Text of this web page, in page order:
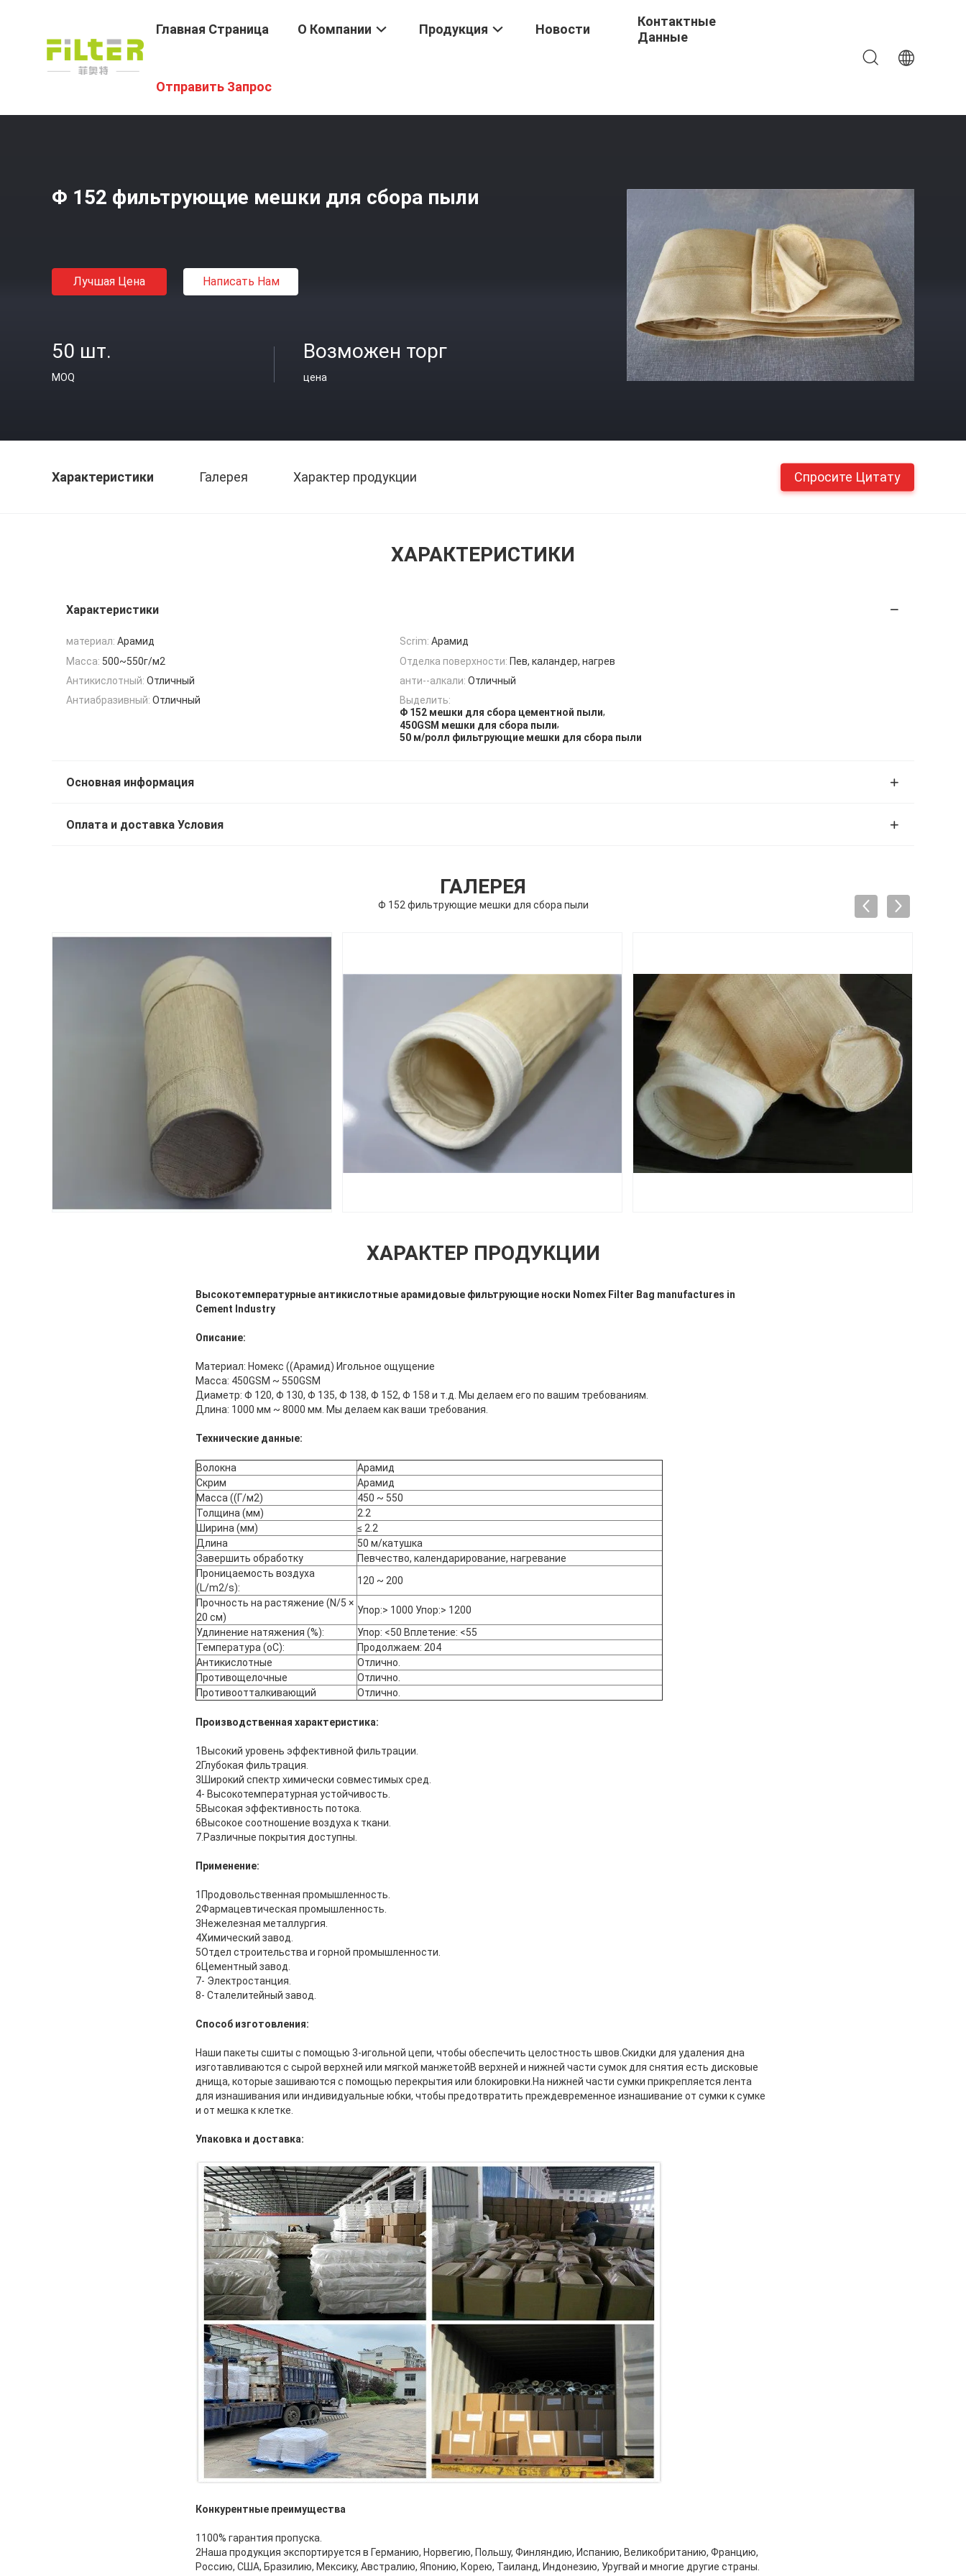
Главная Страница О Компании Продукция Новости
Контактные
Данные
Отправить Запрос
Главная Страница
Φ 152 фильтрующие мешки для сбора пыли
Лучшая Цена Написать Нам
50 шт.
MOQ
Возможен торг
цена
Характеристики Галерея Характер продукции Спросите Цитату
ХАРАКТЕРИСТИКИ
Характеристики
материал: Арамид Scrim: Арамид
Масса: 500~550г/м2 Отделка поверхности: Пев, каландер, нагрев
Антикислотный: Отличный анти--алкали: Отличный
Антиабразивный: Отличный
Выделить:
Φ 152 мешки для сбора цементной пыли,
450GSM мешки для сбора пыли,
50 м/ролл фильтрующие мешки для сбора пыли
Основная информация
Оплата и доставка Условия
ГАЛЕРЕЯ
Φ 152 фильтрующие мешки для сбора пыли
ХАРАКТЕР ПРОДУКЦИИ
Высокотемпературные антикислотные арамидовые фильтрующие носки Nomex Filter Bag manufactures in
Cement Industry
Описание:
Материал: Номекс ((Арамид) Игольное ощущение
Масса: 450GSM ~ 550GSM
Диаметр: Φ 120, Φ 130, Φ 135, Φ 138, Φ 152, Φ 158 и т.д. Мы делаем его по вашим требованиям.
Длина: 1000 мм ~ 8000 мм. Мы делаем как ваши требования.
Технические данные:
Волокна
Арамид
Скрим
Арамид
Масса ((Г/м2)
450 ~ 550
Толщина (мм)
2.2
Ширина (мм)
≤ 2.2
Длина
50 м/катушка
Завершить обработку
Певчество, календарирование, нагревание
Проницаемость воздуха
(L/m2/s):
120 ~ 200
Прочность на растяжение (N/5 ×
20 см)
Упор:> 1000 Упор:> 1200
Удлинение натяжения (%):
Упор: <50 Вплетение: <55
Температура (oC):
Продолжаем: 204
Антикислотные
Отлично.
Противощелочные
Отлично.
Противоотталкивающий
Отлично.
Производственная характеристика:
1Высокий уровень эффективной фильтрации.
2Глубокая фильтрация.
3Широкий спектр химически совместимых сред.
4- Высокотемпературная устойчивость.
5Высокая эффективность потока.
6Высокое соотношение воздуха к ткани.
7.Различные покрытия доступны.
Применение:
1Продовольственная промышленность.
2Фармацевтическая промышленность.
3Нежелезная металлургия.
4Химический завод.
5Отдел строительства и горной промышленности.
6Цементный завод.
7- Электростанция.
8- Сталелитейный завод.
Способ изготовления:
Наши пакеты сшиты с помощью 3-игольной цепи, чтобы обеспечить целостность швов.Скидки для удаления дна
изготавливаются с сырой верхней или мягкой манжетойВ верхней и нижней части сумок для снятия есть дисковые
днища, которые зашиваются с помощью перекрытия или блокировки.На нижней части сумки прикрепляется лента
для изнашивания или индивидуальные юбки, чтобы предотвратить преждевременное изнашивание от сумки к сумке
и от мешка к клетке.
Упаковка и доставка:
Конкурентные преимущества
1100% гарантия пропуска.
2Наша продукция экспортируется в Германию, Норвегию, Польшу, Финляндию, Испанию, Великобританию, Францию,
Россию, США, Бразилию, Мексику, Австралию, Японию, Корею, Таиланд, Индонезию, Уругвай и многие другие страны.